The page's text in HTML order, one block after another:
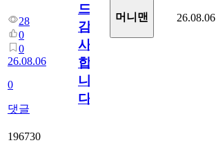
28
0
0
26.08.06
0
댓글
드
감
사
합
니
다
머니맨 26.08.06
196730